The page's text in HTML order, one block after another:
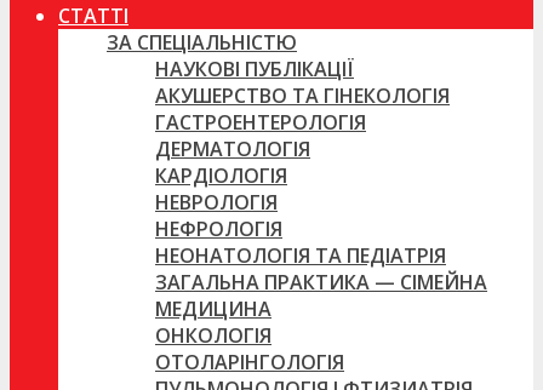
СТАТТІ
ЗА СПЕЦІАЛЬНІСТЮ
НАУКОВІ ПУБЛІКАЦІЇ
АКУШЕРСТВО ТА ГІНЕКОЛОГІЯ
ГАСТРОЕНТЕРОЛОГІЯ
ДЕРМАТОЛОГІЯ
КАРДІОЛОГІЯ
НЕВРОЛОГІЯ
НЕФРОЛОГІЯ
НЕОНАТОЛОГІЯ ТА ПЕДІАТРІЯ
ЗАГАЛЬНА ПРАКТИКА — СІМЕЙНА
МЕДИЦИНА
ОНКОЛОГІЯ
ОТОЛАРІНГОЛОГІЯ